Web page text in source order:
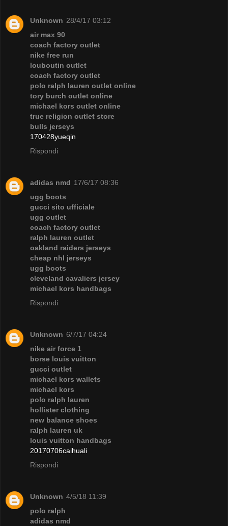
Unknown 28/4/17 03:12
air max 90
coach factory outlet
nike free run
louboutin outlet
coach factory outlet
polo ralph lauren outlet online
tory burch outlet online
michael kors outlet online
true religion outlet store
bulls jerseys
170428yueqin
Rispondi
adidas nmd 17/6/17 08:36
ugg boots
gucci sito ufficiale
ugg outlet
coach factory outlet
ralph lauren outlet
oakland raiders jerseys
cheap nhl jerseys
ugg boots
cleveland cavaliers jersey
michael kors handbags
Rispondi
Unknown 6/7/17 04:24
nike air force 1
borse louis vuitton
gucci outlet
michael kors wallets
michael kors
polo ralph lauren
hollister clothing
new balance shoes
ralph lauren uk
louis vuitton handbags
20170706caihuali
Rispondi
Unknown 4/5/18 11:39
polo ralph
adidas nmd